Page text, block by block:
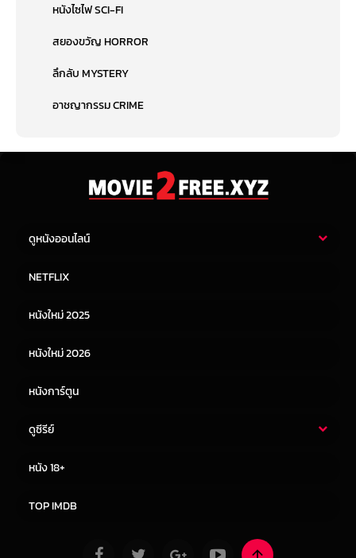
หนังไซไฟ SCI-FI
สยองขวัญ HORROR
ลึกลับ MYSTERY
อาชญากรรม CRIME
ดูหนังออนไลน์
หนังจีน
NETFLIX
หนังใหม่ 2025
หนังใหม่ 2026
หนังการ์ตูน
ดูซีรีย์
หนัง 18+
TOP IMDB